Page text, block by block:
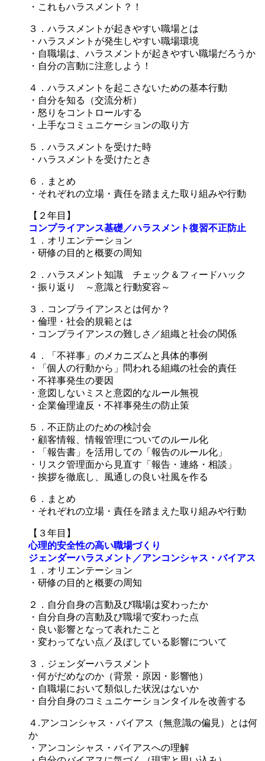
・これもハラスメント？！
３．ハラスメントが起きやすい職場とは
・ハラスメントが発生しやすい職場環境
・自職場は、ハラスメントが起きやすい職場だろうか
・自分の言動に注意しよう！
４．ハラスメントを起こさないための基本行動
・自分を知る（交流分析）
・怒りをコントロールする
・上手なコミュニケーションの取り方
５．ハラスメントを受けた時
・ハラスメントを受けたとき
６．まとめ
・それぞれの立場・責任を踏まえた取り組みや行動
【２年目】
コンプライアンス基礎／ハラスメント復習不正防止
１．オリエンテーション
・研修の目的と概要の周知
２．ハラスメント知識 チェック＆フィードハック
・振り返り ～意識と行動変容～
３．コンプライアンスとは何か？
・倫理・社会的規範とは
・コンプライアンスの難しさ／組織と社会の関係
４．「不祥事」のメカニズムと具体的事例
・「個人の行動から」問われる組織の社会的責任
・不祥事発生の要因
・意図しないミスと意図的なルール無視
・企業倫理違反・不祥事発生の防止策
５．不正防止のための検討会
・顧客情報、情報管理についてのルール化
・「報告書」を活用しての「報告のルール化」
・リスク管理面から見直す「報告・連絡・相談」
・挨拶を徹底し、風通しの良い社風を作る
６．まとめ
・それぞれの立場・責任を踏まえた取り組みや行動
【３年目】
心理的安全性の高い職場づくり
ジェンダーハラスメント／アンコンシャス・バイアス
１．オリエンテーション
・研修の目的と概要の周知
２．自分自身の言動及び職場は変わったか
・自分自身の言動及び職場で変わった点
・良い影響となって表れたこと
・変わってない点／及ぼしている影響について
３．ジェンダーハラスメント
・何がだめなのか（背景・原因・影響他）
・自職場において類似した状況はないか
・自分自身のコミュニケーションタイルを改善する
４.アンコンシャス・バイアス（無意識の偏見）とは何
か
・アンコンシャス・バイアスへの理解